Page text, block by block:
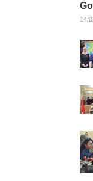
14/